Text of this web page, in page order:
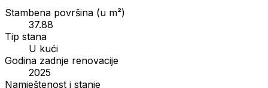
Stambena površina (u m²)
37.88
Tip stana
U kući
Godina zadnje renovacije
2025
Namještenost i stanje